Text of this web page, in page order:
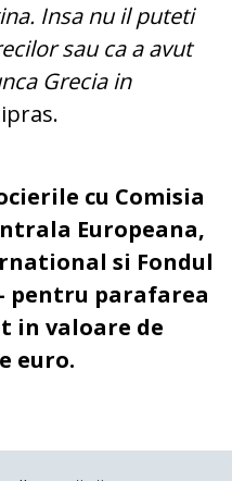
Insa nu il puteti
sau ca a avut
Grecia in
cu Comisia
Europeana,
si Fondul
pentru parafarea
in valoare de
euro.